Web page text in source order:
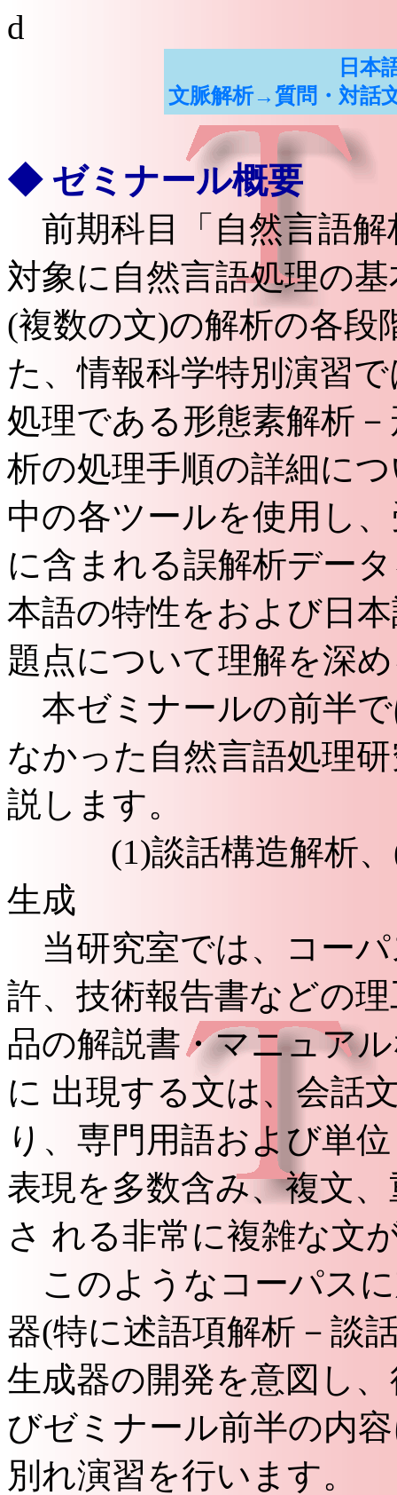
d
日本
文脈解析→質問・対話
◆ ゼミナール概要
前期科目「自然言語解
対象に自然言語処理の
(複数の文)の解析の各段
た、情報科学特別演習
処理である形態素解析
析の処理手順の詳細に
中の各ツールを使用し
に含まれる誤解析デー
本語の特性をおよび日
題点について理解を深
本ゼミナールの前半
なかった自然言語処理
説します。
(1)談話構造解析、
生成
当研究室では、コー
許、技術報告書などの
品の解説書・マニュア
に 出現する文は、会話
り、専門用語および単
表現を多数含み、複文
さ れる非常に複雑な文
このようなコーパス
器(特に述語項解析－談
生成器の開発を意図し
びゼミナール前半の内
別れ演習を行います。